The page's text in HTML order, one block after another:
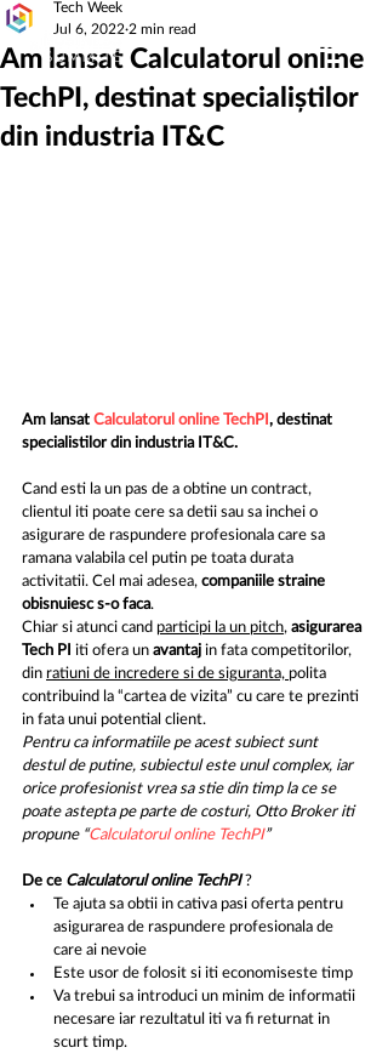
Am lansat Calculatorul online
TechPI, destinat specialiștilor
din industria IT&C
Tech Week
Jul 6, 2022 2 min read
Am lansat Calculatorul online TechPI , destinat
specialistilor din industria IT&C.
Cand esti la un pas de a obtine un contract,
clientul iti poate cere sa detii sau sa inchei o
asigurare de raspundere profesionala care sa
ramana valabila cel putin pe toata durata
activitatii. Cel mai adesea, companiile straine
obisnuiesc s-o faca.
Chiar si atunci cand participi la un pitch, asigurarea
Tech PI
iti ofera un avantaj in fata competitorilor,
din ratiuni de incredere si de siguranta, polita
contribuind la “cartea de vizita” cu care te prezinti
in fata unui potential client.
Pentru ca informatiile pe acest subiect sunt
destul de putine, subiectul este unul complex, iar
orice profesionist vrea sa stie din timp la ce se
poate astepta pe parte de costuri, Otto Broker iti
propune “Calculatorul online TechPI”
De ce Calculatorul online TechPI ?
Te ajuta sa obtii in cativa pasi oferta pentru
asigurarea de raspundere profesionala de
care ai nevoie
Este usor de folosit si iti economiseste timp
Va trebui sa introduci un minim de informatii
necesare iar rezultatul iti va fi returnat in
scurt timp.